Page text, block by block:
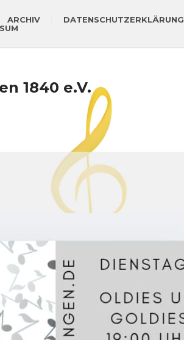
ARCHIV DATENSCHUTZERKLÄRUNG
1840 e.V.